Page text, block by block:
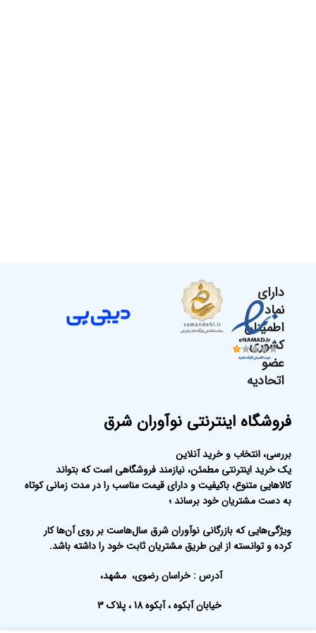
دارای
نماد
اطمینان
کشوری
عضو
اتحادیه
فروشگاه اینترنتی نوآوران شرق
بررسی، انتخاب و خرید آنلاین
یک خرید اینترنتی مطمئن، نیازمند فروشگاهی است که بتواند
کالاهایی متنوع، باکیفیت و دارای قیمت مناسب را در مدت زمانی کوتاه
به دست مشتریان خود برساند ؛
ویژگی‌هایی که بازرگانی نوآوران شرق سال‌هاست بر روی آن‌ها کار
کرده و توانسته از این طریق مشتریان ثابت خود را داشته باشد.
آدرس : خراسان رضوی، مشهد،
خیابان آبکوه ، آبکوه 18 ، پلاک 3